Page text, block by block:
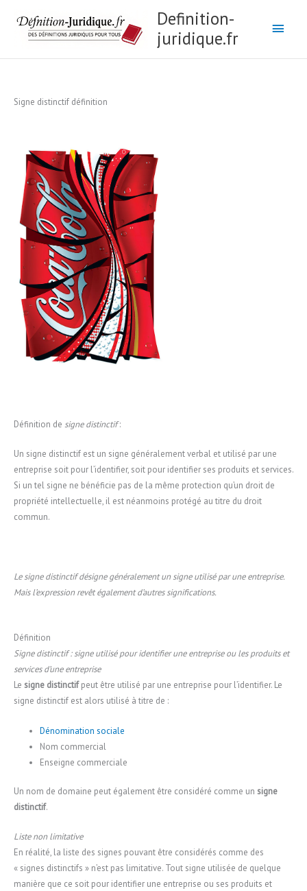
contenu
Definition-
juridique.fr
Signe distinctif définition
Définition de signe distinctif:
Un signe distinctif est un signe généralement verbal et utilisé par une
entreprise soit pour l’identifier, soit pour identifier ses produits et services.
Si un tel signe ne bénéficie pas de la même protection qu’un droit de
propriété intellectuelle, il est néanmoins protégé au titre du droit
commun.
Le signe distinctif désigne généralement un signe utilisé par une entreprise.
Mais l’expression revêt également d’autres significations.
Définition
Signe distinctif : signe utilisé pour identifier une entreprise ou les produits et
services d’une entreprise
Le signe distinctifpeut être utilisé par une entreprise pour l’identifier. Le
signe distinctif est alors utilisé à titre de :
Dénomination sociale
Nom commercial
Enseigne commerciale
Un nom de domaine peut également être considéré comme un signe
distinctif.
Liste non limitative
En réalité, la liste des signes pouvant être considérés comme des
« signes distinctifs » n’est pas limitative. Tout signe utilisée de quelque
manière que ce soit pour identifier une entreprise ou ses produits et